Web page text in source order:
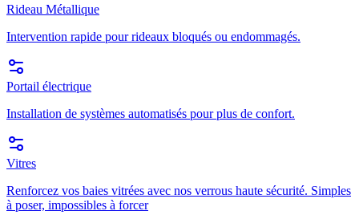
Rideau Métallique
Intervention rapide pour rideaux bloqués ou endommagés.
Portail électrique
Installation de systèmes automatisés pour plus de confort.
Vitres
Renforcez vos baies vitrées avec nos verrous haute sécurité. Simples
à poser, impossibles à forcer